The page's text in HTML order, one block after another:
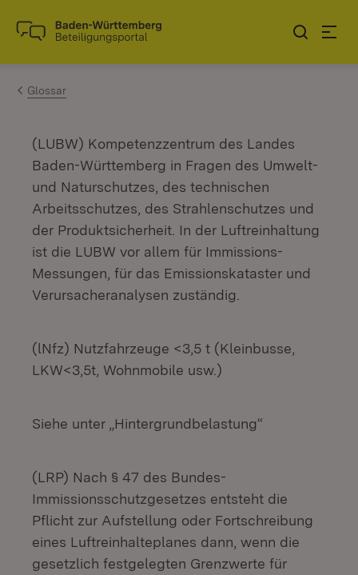
Zum Inhalt springen
Link zur Startseite
Glossar
(LUBW) Kompetenzzentrum des Landes
Baden-Württemberg in Fragen des Umwelt-
und Naturschutzes, des technischen
Arbeitsschutzes, des Strahlenschutzes und
der Produktsicherheit. In der Luftreinhaltung
ist die LUBW vor allem für Immissions-
Messungen, für das Emissionskataster und
Verursacheranalysen zuständig.
(lNfz) Nutzfahrzeuge <3,5 t (Kleinbusse,
LKW<3,5t, Wohnmobile usw.)
Siehe unter „Hintergrundbelastung“
(LRP) Nach § 47 des Bundes-
Immissionsschutzgesetzes entsteht die
Pflicht zur Aufstellung oder Fortschreibung
eines Luftreinhalteplanes dann, wenn die
gesetzlich festgelegten Grenzwerte für